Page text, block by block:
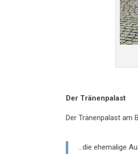
Der Tränenpalast
Der Tränenpalast am
…die ehemalige